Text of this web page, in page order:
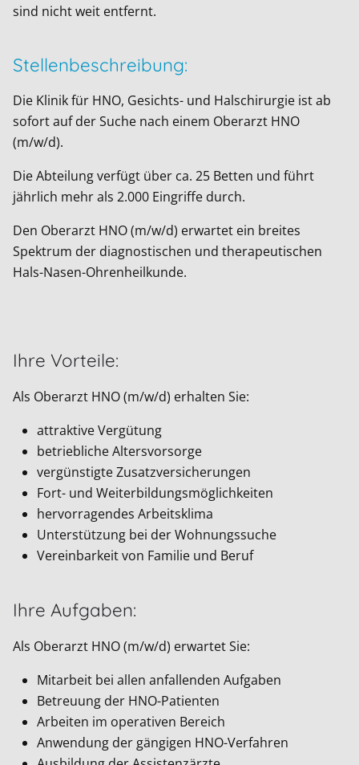
sind nicht weit entfernt.
Stellenbeschreibung:
Die Klinik für HNO, Gesichts- und Halschirurgie ist ab
sofort auf der Suche nach einem Oberarzt HNO
(m/w/d).
Die Abteilung verfügt über ca. 25 Betten und führt
jährlich mehr als 2.000 Eingriffe durch.
Den Oberarzt HNO (m/w/d) erwartet ein breites
Spektrum der diagnostischen und therapeutischen
Hals-Nasen-Ohrenheilkunde.
Ihre Vorteile:
Als Oberarzt HNO (m/w/d) erhalten Sie:
attraktive Vergütung
betriebliche Altersvorsorge
vergünstigte Zusatzversicherungen
Fort- und Weiterbildungsmöglichkeiten
hervorragendes Arbeitsklima
Unterstützung bei der Wohnungssuche
Vereinbarkeit von Familie und Beruf
Ihre Aufgaben:
Als Oberarzt HNO (m/w/d) erwartet Sie:
Mitarbeit bei allen anfallenden Aufgaben
Betreuung der HNO-Patienten
Arbeiten im operativen Bereich
Anwendung der gängigen HNO-Verfahren